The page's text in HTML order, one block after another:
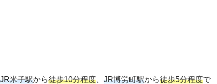
JR米子駅から徒歩10分程度 JR博労町駅から徒歩5分程度で